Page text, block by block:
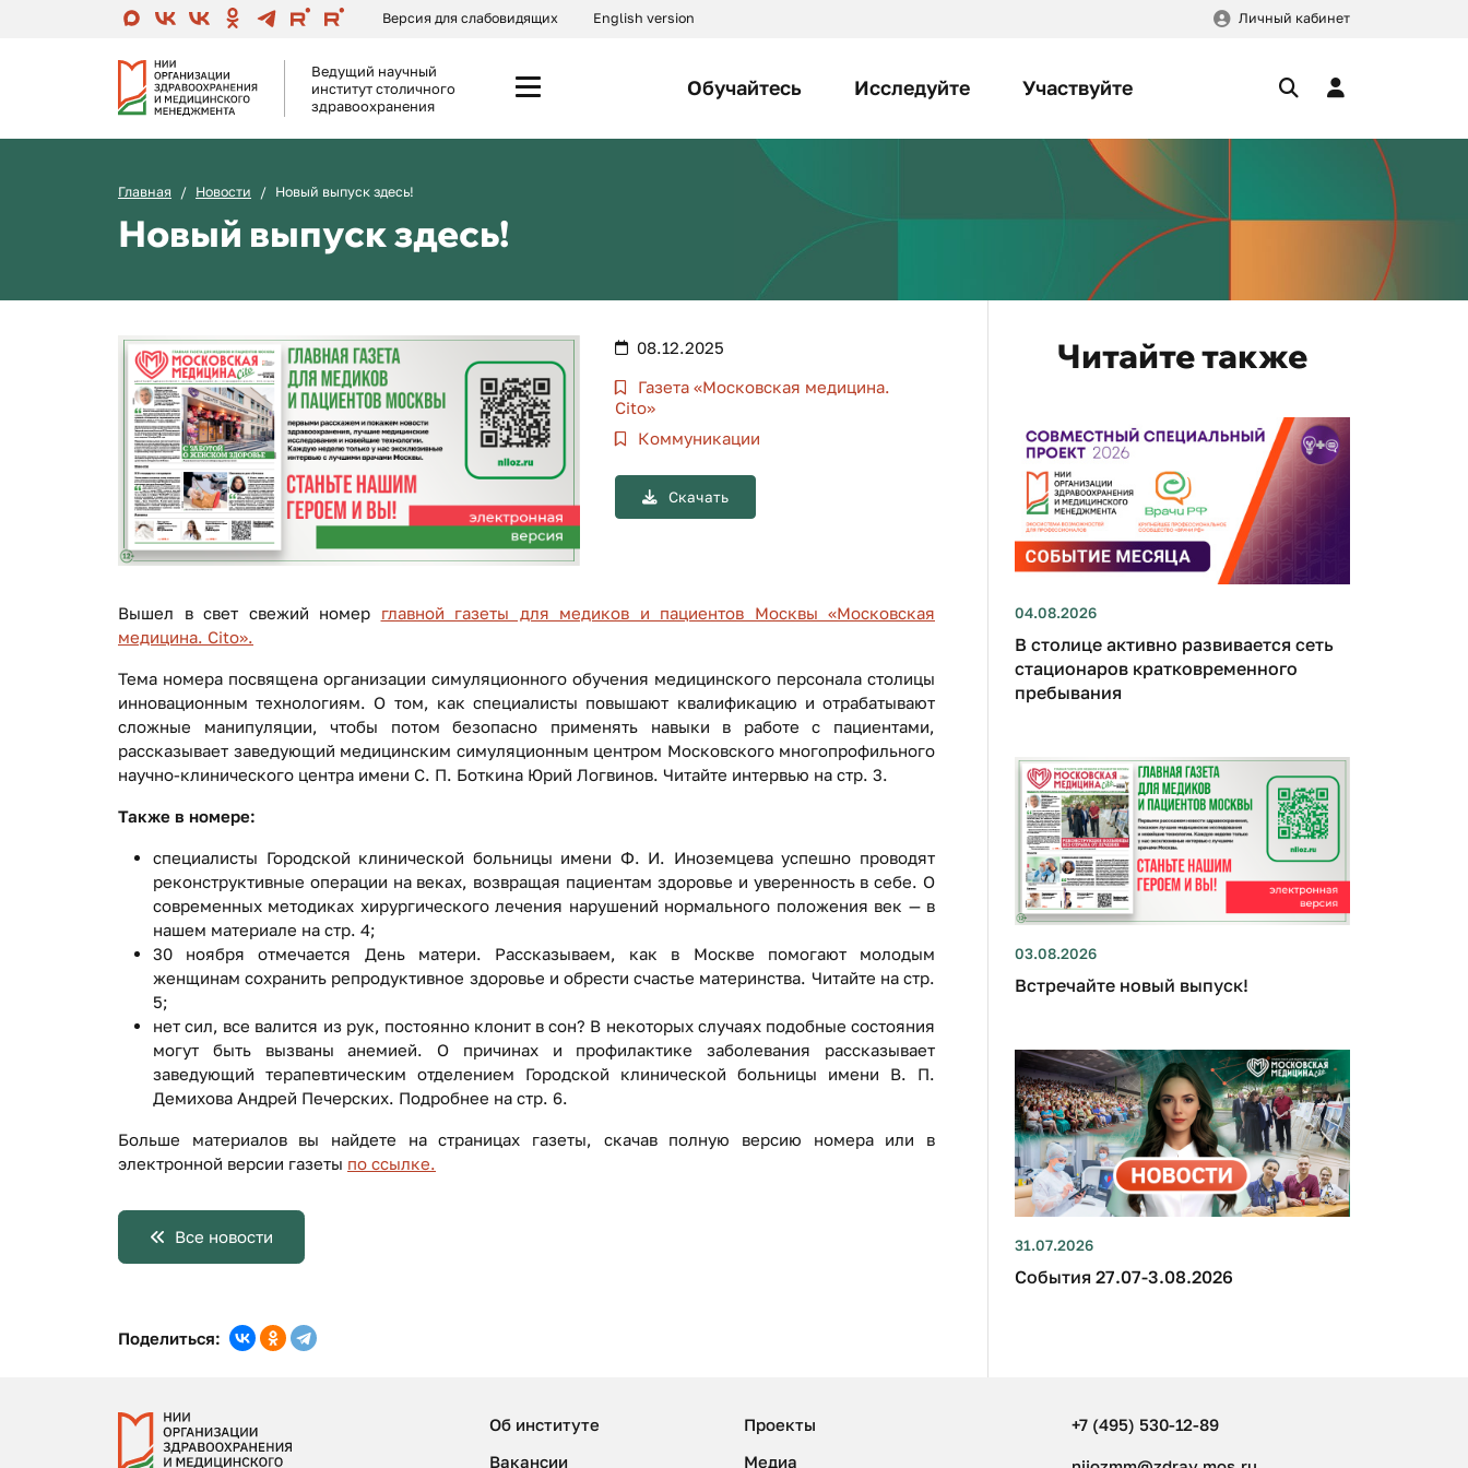
Версия для слабовидящих English version Личный кабинет
Ведущий научный
институт столичного
здравоохранения
Обучайтесь Исследуйте Участвуйте
Главная Новости Новый выпуск здесь!
Новый выпуск здесь!
08.12.2025
Газета «Московская медицина.
Cito»
Коммуникации
Скачать
Вышел в свет свежий номер главной газеты для медиков и пациентов Москвы «Московская
медицина. Cito».
Тема номера посвящена организации симуляционного обучения медицинского персонала столицы
инновационным технологиям. О том, как специалисты повышают квалификацию и отрабатывают
сложные манипуляции, чтобы потом безопасно применять навыки в работе с пациентами,
рассказывает заведующий медицинским симуляционным центром Московского многопрофильного
научно-клинического центра имени С. П. Боткина Юрий Логвинов. Читайте интервью на стр. 3.
Также в номере:
специалисты Городской клинической больницы имени Ф. И. Иноземцева успешно проводят
реконструктивные операции на веках, возвращая пациентам здоровье и уверенность в себе. О
современных методиках хирургического лечения нарушений нормального положения век — в
нашем материале на стр. 4;
30 ноября отмечается День матери. Рассказываем, как в Москве помогают молодым
женщинам сохранить репродуктивное здоровье и обрести счастье материнства. Читайте на стр.
5;
нет сил, все валится из рук, постоянно клонит в сон? В некоторых случаях подобные состояния
могут быть вызваны анемией. О причинах и профилактике заболевания рассказывает
заведующий терапевтическим отделением Городской клинической больницы имени В. П.
Демихова Андрей Печерских. Подробнее на стр. 6.
Больше материалов вы найдете на страницах газеты, скачав полную версию номера или в
электронной версии газеты по ссылке.
Все новости
Поделиться:
Читайте также
04.08.2026
В столице активно развивается сеть
стационаров кратковременного
пребывания
03.08.2026
Встречайте новый выпуск!
31.07.2026
События 27.07-3.08.2026
+7 (495) 530-12-89
Об институте
Вакансии
Проекты
Медиа